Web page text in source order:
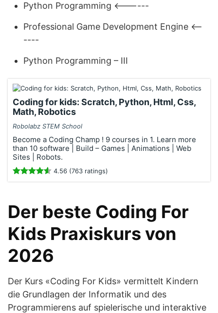
Python Programming <------
Professional Game Development Engine <--
----
Python Programming – III
Coding for kids: Scratch, Python, Html, Css,
Math, Robotics
Robolabz STEM School
Become a Coding Champ ! 9 courses in 1. Learn more
than 10 software | Build – Games | Animations | Web
Sites | Robots.
4.56 (763 ratings)
Der beste Coding For
Kids Praxiskurs von
2026
Der Kurs «Coding For Kids» vermittelt Kindern
die Grundlagen der Informatik und des
Programmierens auf spielerische und interaktive